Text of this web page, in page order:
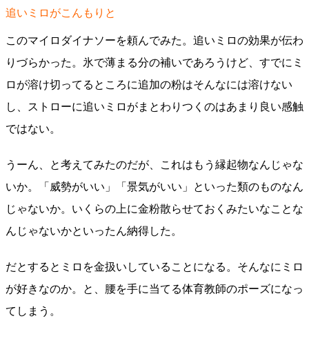
追いミロがこんもりと
このマイロダイナソーを頼んでみた。追いミロの効果が伝わ
りづらかった。氷で薄まる分の補いであろうけど、すでにミ
ロが溶け切ってるところに追加の粉はそんなには溶けない
し、ストローに追いミロがまとわりつくのはあまり良い感触
ではない。
うーん、と考えてみたのだが、これはもう縁起物なんじゃな
いか。「威勢がいい」「景気がいい」といった類のものなん
じゃないか。いくらの上に金粉散らせておくみたいなことな
んじゃないかといったん納得した。
だとするとミロを金扱いしていることになる。そんなにミロ
が好きなのか。と、腰を手に当てる体育教師のポーズになっ
てしまう。